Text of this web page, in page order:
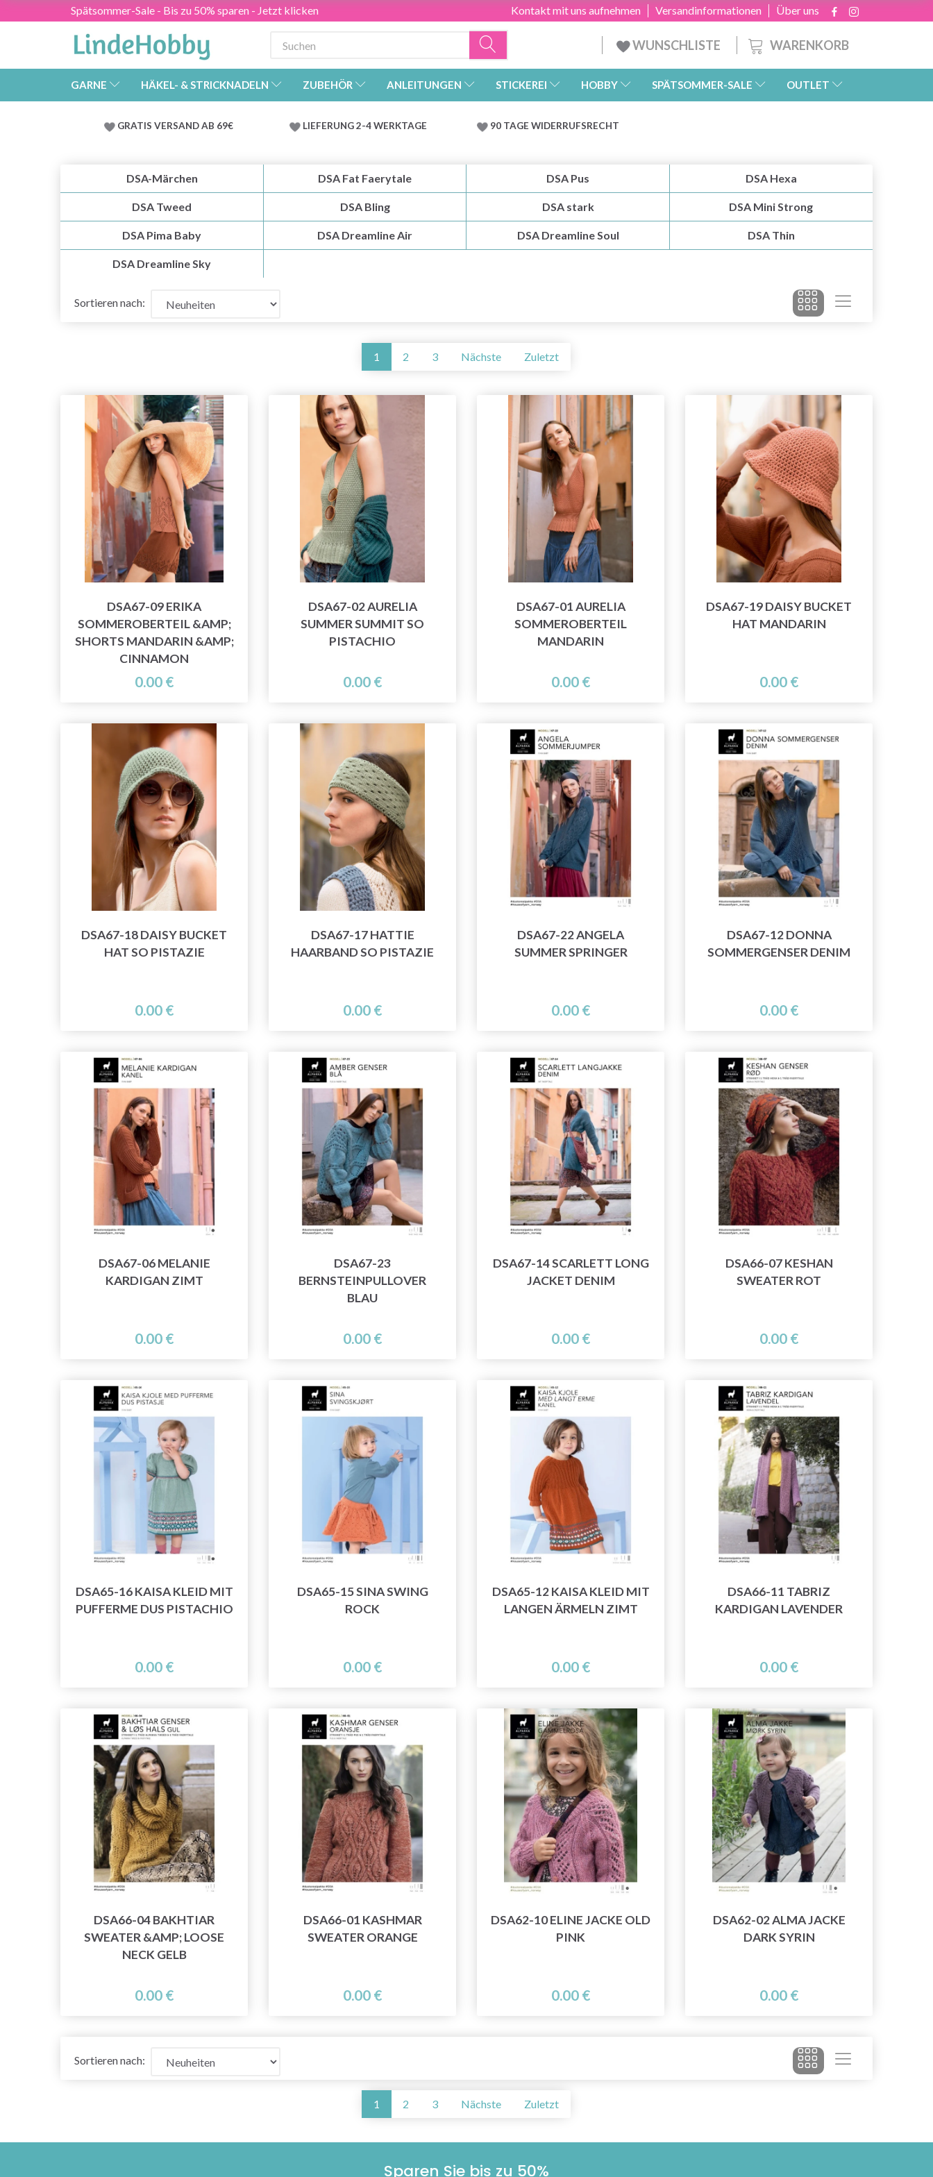
Spätsommer-Sale - Bis zu 50% sparen - Jetzt klicken Über uns
Versandinformationen
Kontakt mit uns aufnehmen
WARENKORB
WUNSCHLISTE
GARNE HÄKEL- & STRICKNADELN ZUBEHÖR ANLEITUNGEN STICKEREI HOBBY SPÄTSOMMER-SALE OUTLET
GRATIS VERSAND AB 69€ LIEFERUNG 2-4 WERKTAGE 90 TAGE WIDERRUFSRECHT
DSA-Märchen DSA Fat Faerytale DSA Pus DSA Hexa
DSA Tweed DSA Bling DSA stark DSA Mini Strong
DSA Pima Baby DSA Dreamline Air DSA Dreamline Soul DSA Thin
DSA Dreamline Sky
Sortieren nach:
1 2 3 Nächste Zuletzt
DSA67-09 ERIKA
SOMMEROBERTEIL &AMP;
SHORTS MANDARIN &AMP;
CINNAMON
0.00 €
DSA67-02 AURELIA
SUMMER SUMMIT SO
PISTACHIO
0.00 €
DSA67-01 AURELIA
SOMMEROBERTEIL
MANDARIN
0.00 €
DSA67-19 DAISY BUCKET
HAT MANDARIN
0.00 €
DSA67-18 DAISY BUCKET
HAT SO PISTAZIE
0.00 €
DSA67-17 HATTIE
HAARBAND SO PISTAZIE
0.00 €
DSA67-22 ANGELA
SUMMER SPRINGER
0.00 €
DSA67-12 DONNA
SOMMERGENSER DENIM
0.00 €
DSA67-06 MELANIE
KARDIGAN ZIMT
0.00 €
DSA67-23
BERNSTEINPULLOVER
BLAU
0.00 €
DSA67-14 SCARLETT LONG
JACKET DENIM
0.00 €
DSA66-07 KESHAN
SWEATER ROT
0.00 €
DSA65-16 KAISA KLEID MIT
PUFFERME DUS PISTACHIO
0.00 €
DSA65-15 SINA SWING
ROCK
0.00 €
DSA65-12 KAISA KLEID MIT
LANGEN ÄRMELN ZIMT
0.00 €
DSA66-11 TABRIZ
KARDIGAN LAVENDER
0.00 €
DSA66-04 BAKHTIAR
SWEATER &AMP; LOOSE
NECK GELB
0.00 €
DSA66-01 KASHMAR
SWEATER ORANGE
0.00 €
DSA62-10 ELINE JACKE OLD
PINK
0.00 €
DSA62-02 ALMA JACKE
DARK SYRIN
0.00 €
Sortieren nach:
1 2 3 Nächste Zuletzt
Sparen Sie bis zu 50%